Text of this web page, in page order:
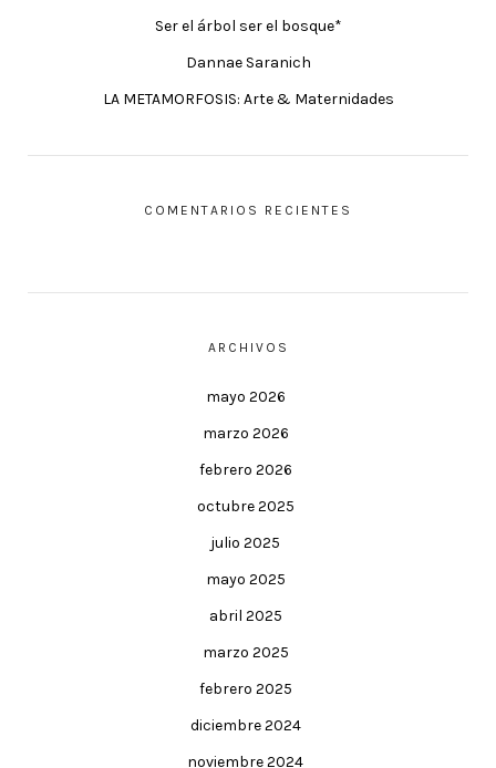
Ser el árbol ser el bosque*
Dannae Saranich
LA METAMORFOSIS: Arte & Maternidades
COMENTARIOS RECIENTES
ARCHIVOS
mayo 2026
marzo 2026
febrero 2026
octubre 2025
julio 2025
mayo 2025
abril 2025
marzo 2025
febrero 2025
diciembre 2024
noviembre 2024